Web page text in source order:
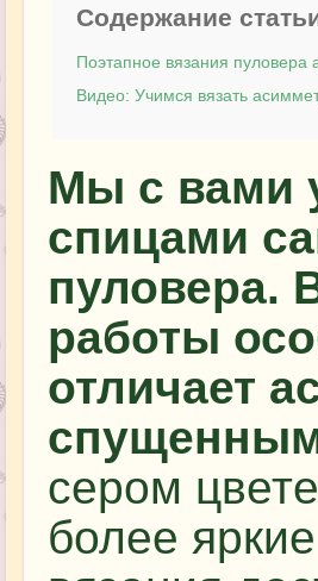
Содержание
Поэтапное вязания
Видео: Учимся вязать
Мы с вами
спицами
пуловера.
работы
отличает
сером
более